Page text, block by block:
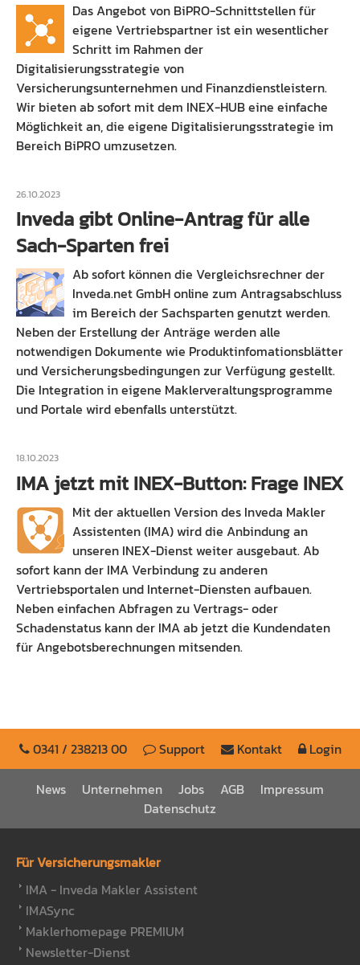
Das Angebot von BiPRO-Schnittstellen für
eigene Vertriebspartner ist ein wesentlicher
Schritt im Rahmen der
Digitalisierungsstrategie von
Versicherungsunternehmen und Finanzdienstleistern.
Wir bieten ab sofort mit dem INEX-HUB eine einfache
Möglichkeit an, die eigene Digitalisierungsstrategie im
Bereich BiPRO umzusetzen.
26.10.2023
Inveda gibt Online-Antrag für alle
Sach-Sparten frei
Ab sofort können die Vergleichsrechner der
Inveda.net GmbH online zum Antragsabschluss
im Bereich der Sachsparten genutzt werden.
Neben der Erstellung der Anträge werden alle
notwendigen Dokumente wie Produktinfomationsblätter
und Versicherungsbedingungen zur Verfügung gestellt.
Die Integration in eigene Maklerveraltungsprogramme
und Portale wird ebenfalls unterstützt.
18.10.2023
IMA jetzt mit INEX-Button: Frage INEX
Mit der aktuellen Version des Inveda Makler
Assistenten (IMA) wird die Anbindung an
unseren INEX-Dienst weiter ausgebaut. Ab
sofort kann der IMA Verbindung zu anderen
Vertriebsportalen und Internet-Diensten aufbauen.
Neben einfachen Abfragen zu Vertrags- oder
Schadenstatus kann der IMA ab jetzt die Kundendaten
für Angebotsberechnungen mitsenden.
0341 / 238213 00 Support Kontakt Login
News Unternehmen Jobs AGB
Impressum
Datenschutz
Für Versicherungsmakler
IMA - Inveda Makler Assistent
IMASync
Maklerhomepage PREMIUM
Newsletter-Dienst